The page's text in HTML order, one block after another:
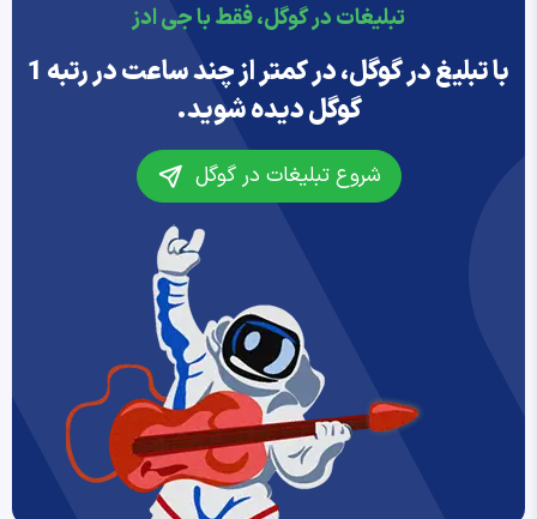
تبلیغات در گوگل، فقط با جی ادز
با تبلیغ در گوگل، در کمتر از چند ساعت در رتبه 1
گوگل دیده شوید.
شروع تبلیغات در گوگل